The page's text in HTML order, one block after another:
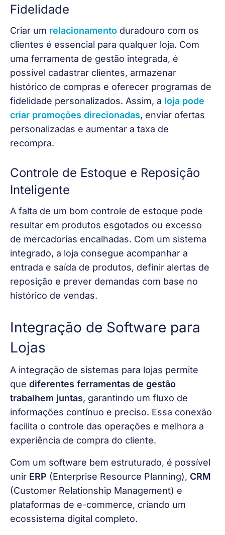
Fidelidade
Criar um relacionamento duradouro com os
clientes é essencial para qualquer loja. Com
uma ferramenta de gestão integrada, é
possível cadastrar clientes, armazenar
histórico de compras e oferecer programas de
fidelidade personalizados. Assim, a loja pode
criar promoções direcionadas, enviar ofertas
personalizadas e aumentar a taxa de
recompra.
Controle de Estoque e Reposição
Inteligente
A falta de um bom controle de estoque pode
resultar em produtos esgotados ou excesso
de mercadorias encalhadas. Com um sistema
integrado, a loja consegue acompanhar a
entrada e saída de produtos, definir alertas de
reposição e prever demandas com base no
histórico de vendas.
Integração de Software para
Lojas
A integração de sistemas para lojas permite
que diferentes ferramentas de gestão
trabalhem juntas, garantindo um fluxo de
informações contínuo e preciso. Essa conexão
facilita o controle das operações e melhora a
experiência de compra do cliente.
Com um software bem estruturado, é possível
unir ERP (Enterprise Resource Planning), CRM
(Customer Relationship Management) e
plataformas de e-commerce, criando um
ecossistema digital completo.